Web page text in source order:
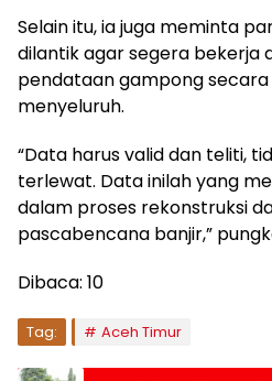
Selain itu, ia juga meminta
dilantik agar segera bekerja
pendataan gampong
menyeluruh.
“Data harus valid dan teliti,
terlewat. Data inilah yang
dalam proses rekonstruksi
pascabencana banjir,”
Dibaca: 10
Tag: Aceh Timur